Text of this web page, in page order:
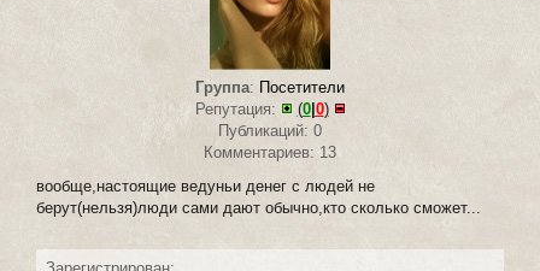
Группа: Посетители
Репутация:
(0| 0)
Публикаций: 0
Комментариев: 13
вообще,настоящие ведуньи денег с людей не
берут(нельзя)люди сами дают обычно,кто сколько сможет...